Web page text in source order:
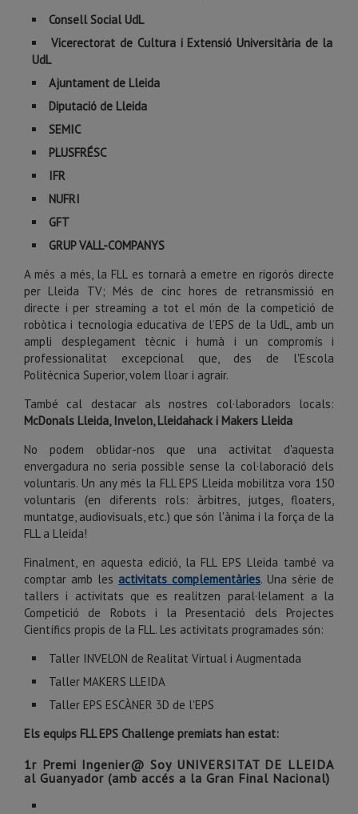
Consell Social UdL
Vicerectorat de Cultura i Extensió Universitària de la
UdL
Ajuntament de Lleida
Diputació de Lleida
SEMIC
PLUSFRÉSC
IFR
NUFRI
GFT
GRUP VALL-COMPANYS
A més a més, la FLL es tornarà a emetre en rigorós directe
per Lleida TV; Més de cinc hores de retransmissió en
directe i per streaming a tot el món de la competició de
robòtica i tecnologia educativa de l’EPS de la UdL, amb un
ampli desplegament tècnic i humà i un compromís i
professionalitat excepcional que, des de l'Escola
Politècnica Superior, volem lloar i agrair.
També cal destacar als nostres col·laboradors locals:
McDonals Lleida, Invelon, Lleidahack i Makers Lleida
No podem oblidar-nos que una activitat d'aquesta
envergadura no seria possible sense la col·laboració dels
voluntaris. Un any més la FLL EPS Lleida mobilitza vora 150
voluntaris (en diferents rols: àrbitres, jutges, floaters,
muntatge, audiovisuals, etc.) que són l'ànima i la força de la
FLLa Lleida!
Finalment, en aquesta edició, la FLL EPS Lleida també va
comptar amb les activitats complementàries. Una sèrie de
tallers i activitats que es realitzen paral·lelament a la
Competició de Robots i la Presentació dels Projectes
Científics propis de la FLL. Les activitats programades són:
Taller INVELON de Realitat Virtual i Augmentada
Taller MAKERS LLEIDA
Taller EPS ESCÀNER 3D de l'EPS
Els equips FLL EPS Challenge premiats han estat:
1r Premi Ingenier@ Soy UNIVERSITAT DE LLEIDA
al Guanyador (amb accés a la Gran Final Nacional)